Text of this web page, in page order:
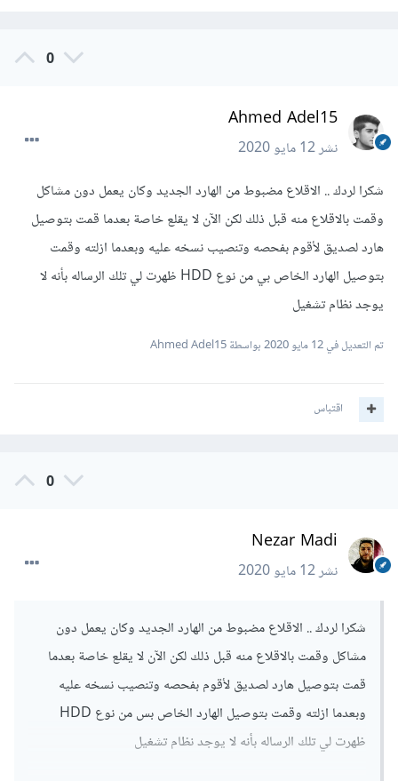
0
Ahmed Adel15
نشر12 مايو 2020
شكرا لردك .. الاقلاع مضبوط من الهارد الجديد وكان يعمل دون مشاكل
وقمت بالاقلاع منه قبل ذلك لكن الآن لا يقلع خاصة بعدما قمت بتوصيل
هارد لصديق لأقوم بفحصه وتنصيب نسخه عليه وبعدما ازلته وقمت
بتوصيل الهارد الخاص بي من نوع HDD ظهرت لي تلك الرساله بأنه لا
يوجد نظام تشغيل
تم التعديل في12 مايو 2020 بواسطة Ahmed Adel15
اقتباس
0
Nezar Madi
نشر12 مايو 2020
شكرا لردك .. الاقلاع مضبوط من الهارد الجديد وكان يعمل دون
مشاكل وقمت بالاقلاع منه قبل ذلك لكن الآن لا يقلع خاصة بعدما
قمت بتوصيل هارد لصديق لأقوم بفحصه وتنصيب نسخه عليه
وبعدما ازلته وقمت بتوصيل الهارد الخاص بس من نوع HDD
ظهرت لي تلك الرساله بأنه لا يوجد نظام تشغيل